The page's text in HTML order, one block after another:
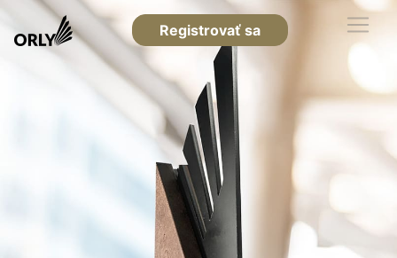
Registrovať sa